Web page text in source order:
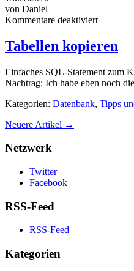
von Daniel
Kommentare deaktiviert
Tabellen kopieren
Einfaches SQL-Statement zum
Nachtrag: Ich habe eben noch
Kategorien: Datenbank, Tipps
Neuere Artikel →
Netzwerk
Twitter
Facebook
RSS-Feed
RSS-Feed
Kategorien